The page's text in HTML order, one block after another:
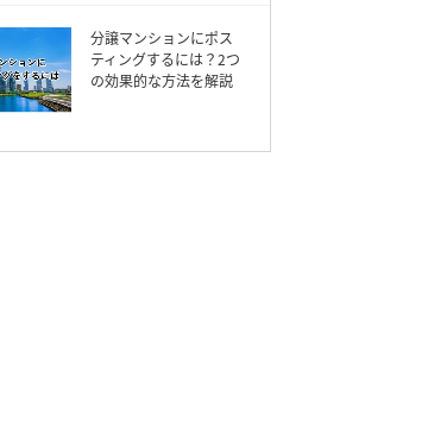
分譲マンションにポス
ティングするには？2つ
の効果的な方法を解説